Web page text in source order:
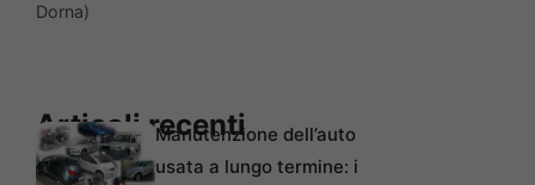
Dorna)
Articoli recentiManutenzione dell’auto
usata a lungo termine: i